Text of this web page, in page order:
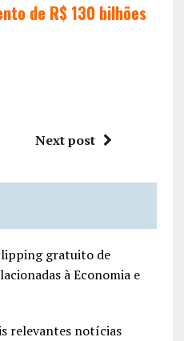
de R$ 130 bilhões
Next post
gratuito de
à Economia e
relevantes notícias